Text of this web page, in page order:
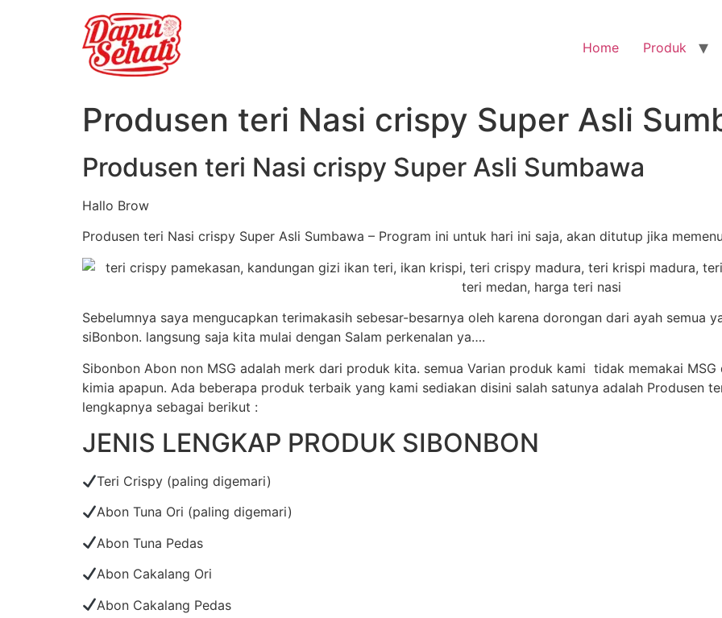
Home Produk
Produsen teri Nasi crispy Super Asli
Produsen teri Nasi crispy Super Asli Sumbawa
Hallo Brow
Produsen teri Nasi crispy Super Asli Sumbawa – Program ini untuk hari ini saja, akan ditutup jika
Sebelumnya saya mengucapkan terimakasih sebesar-besarnya oleh karena dorongan dari ayah semua
siBonbon. langsung saja kita mulai dengan Salam perkenalan ya….
Sibonbon Abon non MSG adalah merk dari produk kita. semua Varian produk kami tidak memakai
kimia apapun. Ada beberapa produk terbaik yang kami sediakan disini salah satunya adalah Produsen
lengkapnya sebagai berikut :
JENIS LENGKAP PRODUK SIBONBON
Teri Crispy (paling digemari)
Abon Tuna Ori (paling digemari)
Abon Tuna Pedas
Abon Cakalang Ori
Abon Cakalang Pedas